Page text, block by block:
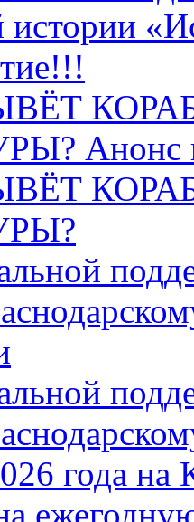
истории
Анонс
года на